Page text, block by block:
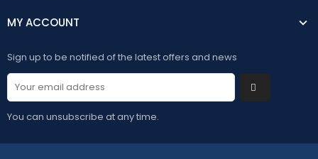
MY ACCOUNT
Sign up to be notified of the latest offers and news
You can unsubscribe at any time.